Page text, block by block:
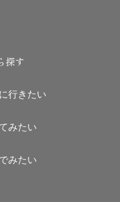
探す
行きたい
みたい
みたい